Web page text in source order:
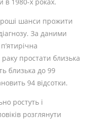
шанси прожити
За даними
простати близька
близька до 99
94 відсотки.
ростуть і
розглянути